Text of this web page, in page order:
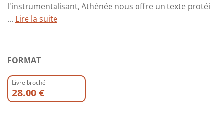
l'instrumentalisant, Athénée nous offre un texte protéi
... Lire la suite
FORMAT
Livre broché
28.00 €